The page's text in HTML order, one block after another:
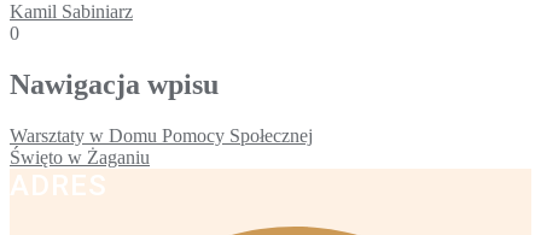
Kamil Sabiniarz
0
Nawigacja wpisu
Warsztaty w Domu Pomocy Społecznej
Święto w Żaganiu
ADRES